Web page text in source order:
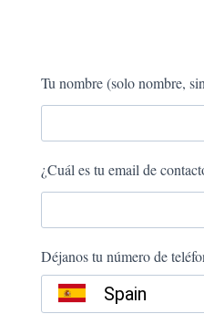
Tu nombre (solo nombre,
¿Cuál es tu email de
Déjanos tu número de
Spain